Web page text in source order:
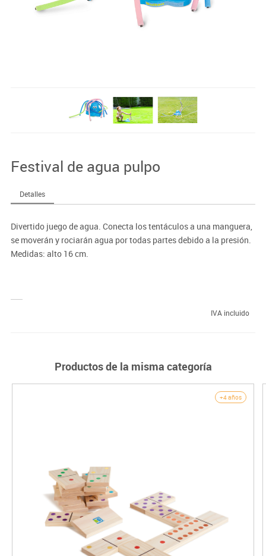
Festival de agua pulpo
Detalles
Divertido juego de agua. Conecta los tentáculos a una manguera,
se moverán y rociarán agua por todas partes debido a la presión.
Medidas: alto 16 cm.
IVA incluido
Productos de la misma categoría
+4 años